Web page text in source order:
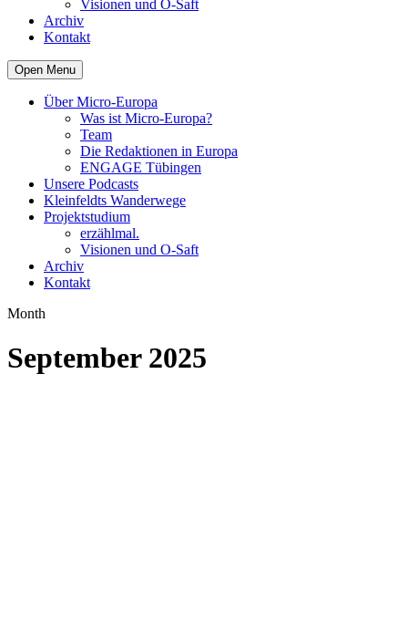
Visionen und O-Saft
Archiv
Kontakt
Open Menu
Über Micro-Europa
Was ist Micro-Europa?
Team
Die Redaktionen in Europa
ENGAGE Tübingen
Unsere Podcasts
Kleinfeldts Wanderwege
Projektstudium
erzählmal.
Visionen und O-Saft
Archiv
Kontakt
Month
September 2025